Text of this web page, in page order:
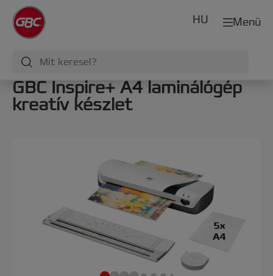
Menü
HU
GBC Inspire+ A4 laminálógép
kreatív készlet